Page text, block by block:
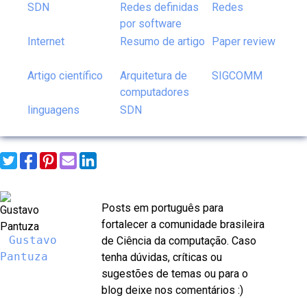
SDN
Redes definidas
por software
Redes
Internet Resumo de artigo Paper review
Artigo científico
Arquitetura de
computadores
SIGCOMM
linguagens SDN
Gustavo
Pantuza
Posts em português para
fortalecer a comunidade brasileira
de Ciência da computação. Caso
tenha dúvidas, críticas ou
sugestões de temas ou para o
blog deixe nos comentários :)